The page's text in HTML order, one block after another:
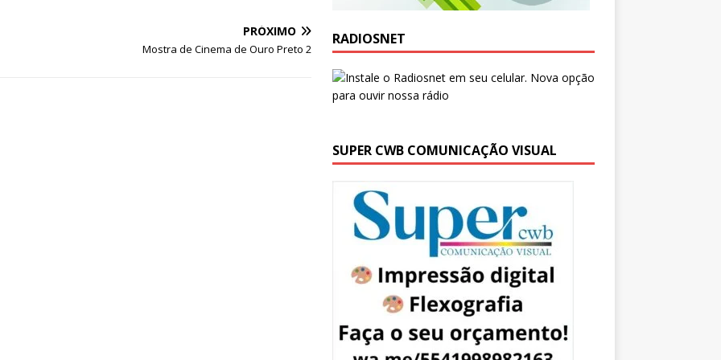
PRÓXIMO
Mostra de Cinema de Ouro Preto 2
RADIOSNET
SUPER CWB COMUNICAÇÃO VISUAL